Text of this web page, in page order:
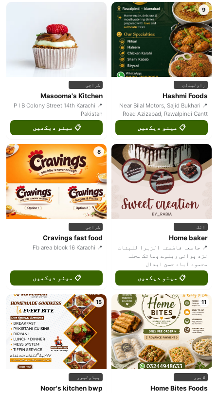
9
راولپنڈی
Hashmi Foods
📍 Near Bilal Motors, Sajid Bukhari
Road Azizabad, Rawalpindi Cantt
📋 مینو دیکھیں
کراچی
Masooma's Kitchen
📍 P I B Colony Street 14th Karachi
Pakistan
📋 مینو دیکھیں
اٹک
Home baker
📍 جامعہ فاطمتہ الزہرا للبنات
نزد پرانی ریلوے پھاٹک محلہ
محمود آباد حسن ابدال
📋 مینو دیکھیں
8
کراچی
Cravings fast food
📍 Fb area block 16 Karachi
📋 مینو دیکھیں
11
لاہور
Home Bites Foods
15
بہاولپور
Noor's kitchen bwp